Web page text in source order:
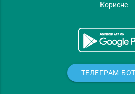
Корисне
ТЕЛЕГРАМ-